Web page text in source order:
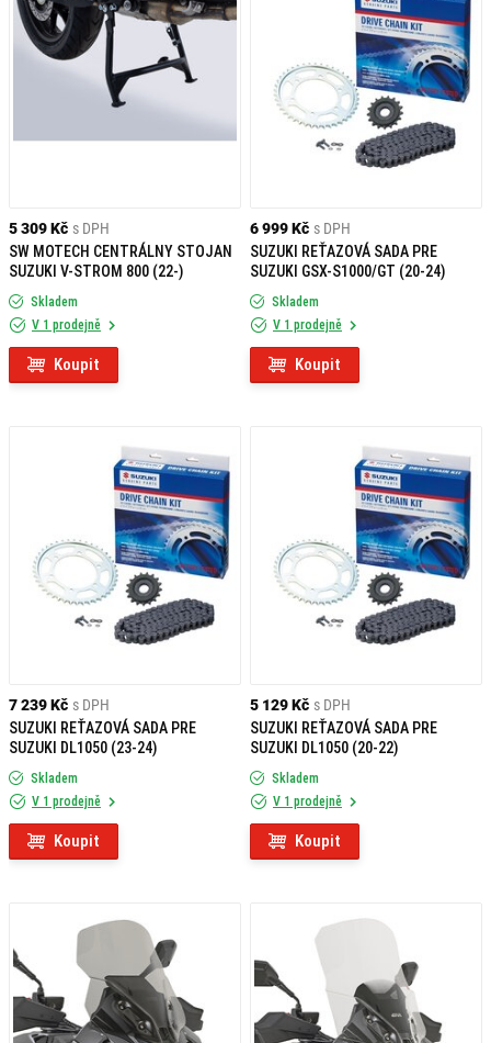
5 309 Kč s DPH
SW MOTECH CENTRÁLNY STOJAN
SUZUKI V-STROM 800 (22-)
Skladem
V 1 prodejně
Koupit
6 999 Kč s DPH
SUZUKI REŤAZOVÁ SADA PRE
SUZUKI GSX-S1000/GT (20-24)
Skladem
V 1 prodejně
Koupit
7 239 Kč s DPH
SUZUKI REŤAZOVÁ SADA PRE
SUZUKI DL1050 (23-24)
Skladem
V 1 prodejně
Koupit
5 129 Kč s DPH
SUZUKI REŤAZOVÁ SADA PRE
SUZUKI DL1050 (20-22)
Skladem
V 1 prodejně
Koupit